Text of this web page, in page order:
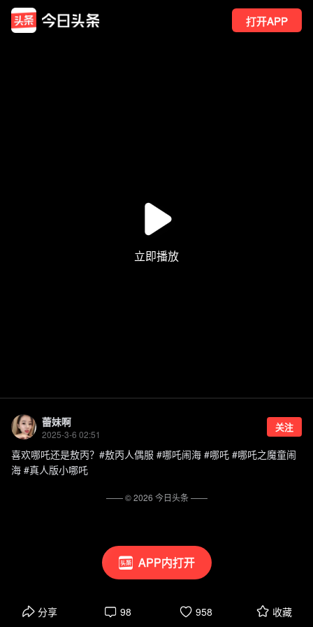
打开APP
APP内打开
蕾妹啊
2025-3-6 02:51
关注
喜欢哪吒还是敖丙？#敖丙人偶服 #哪吒闹海 #哪吒 #哪吒之魔童闹
海 #真人版小哪吒
分享 98 958 收藏
—— ©2026 今日头条——